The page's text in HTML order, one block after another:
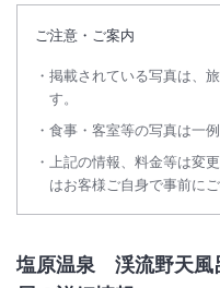
ご注意・ご案内
掲載されている写真は、
す。
食事・客室等の写真は一例
上記の情報、料金等は変
はお客様ご自身で事前にご
塩原温泉 渓流野天風